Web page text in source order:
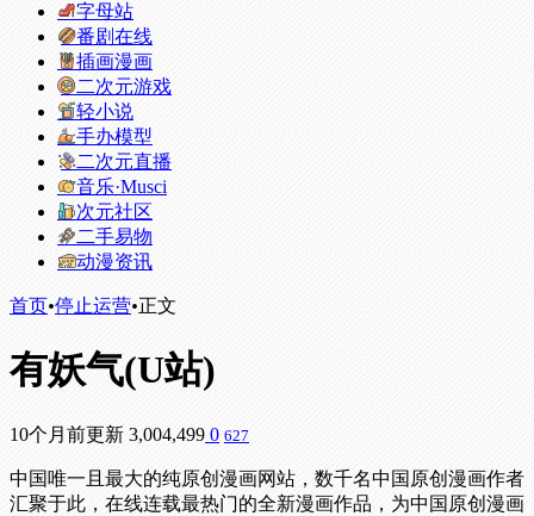
字母站
番剧在线
插画漫画
二次元游戏
轻小说
手办模型
二次元直播
音乐·Musci
次元社区
二手易物
动漫资讯
首页•停止运营•正文
有妖气(U站)
10个月前更新 3,004,499 0 627
中国唯一且最大的纯原创漫画网站，数千名中国原创漫画作者
汇聚于此，在线连载最热门的全新漫画作品，为中国原创漫画